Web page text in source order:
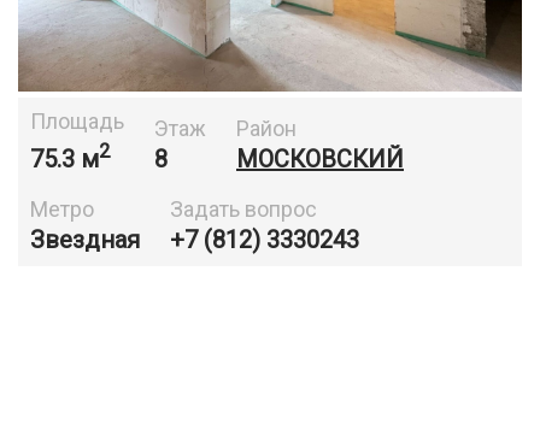
Площадь
75.3 м2
Этаж
8
Район
МОСКОВСКИЙ
Метро
Звездная
Задать вопрос
+7 (812) 3330243